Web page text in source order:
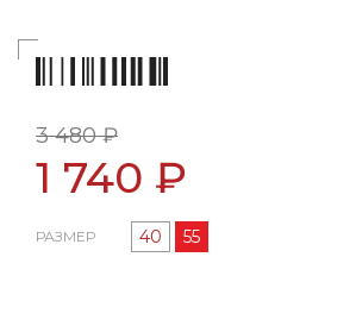
3 480 ₽
1 740 ₽
РАЗМЕР 40 55